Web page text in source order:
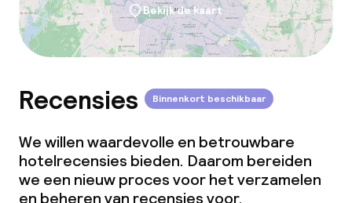
Vegetarische opties
Babysitservice
Schoonmaakvoorzieningen
Wasservice
Bekijk de kaart
Recensies Binnenkort beschikbaar
We willen waardevolle en betrouwbare
hotelrecensies bieden. Daarom bereiden
we een nieuw proces voor het verzamelen
en beheren van recensies voor.